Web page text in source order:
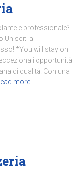
e professionale?
a
*You will stay on
opportunità
di qualità. Con una
more…